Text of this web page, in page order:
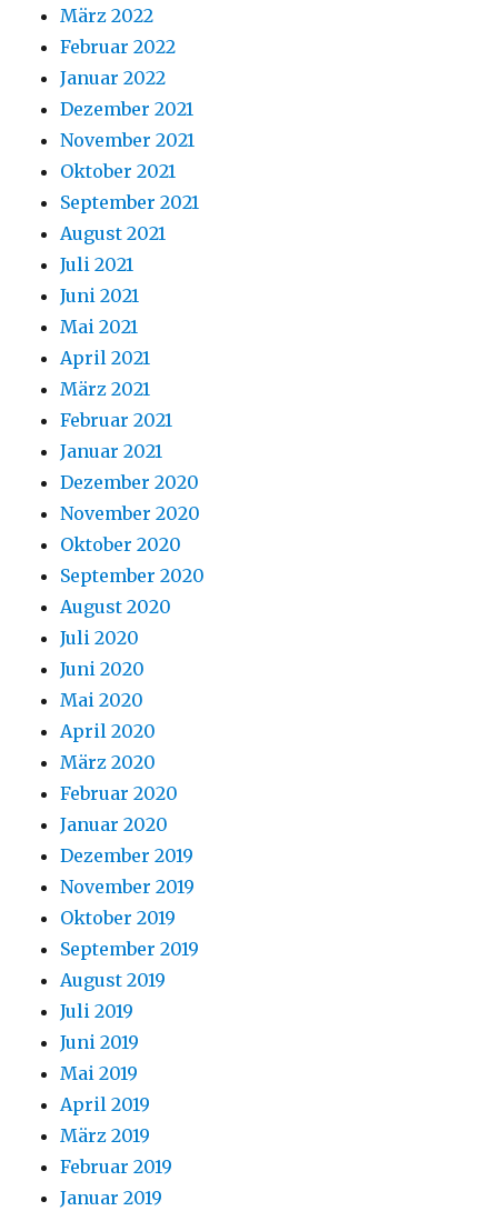
März 2022
Februar 2022
Januar 2022
Dezember 2021
November 2021
Oktober 2021
September 2021
August 2021
Juli 2021
Juni 2021
Mai 2021
April 2021
März 2021
Februar 2021
Januar 2021
Dezember 2020
November 2020
Oktober 2020
September 2020
August 2020
Juli 2020
Juni 2020
Mai 2020
April 2020
März 2020
Februar 2020
Januar 2020
Dezember 2019
November 2019
Oktober 2019
September 2019
August 2019
Juli 2019
Juni 2019
Mai 2019
April 2019
März 2019
Februar 2019
Januar 2019